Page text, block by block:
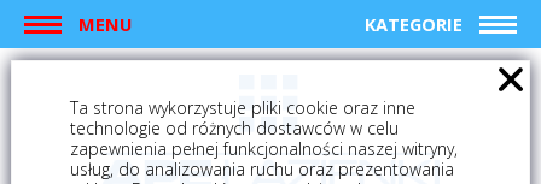
MENU KATEGORIE
Ta strona wykorzystuje pliki cookie oraz inne
technologie od różnych dostawców w celu
zapewnienia pełnej funkcjonalności naszej witryny,
usług, do analizowania ruchu oraz prezentowania